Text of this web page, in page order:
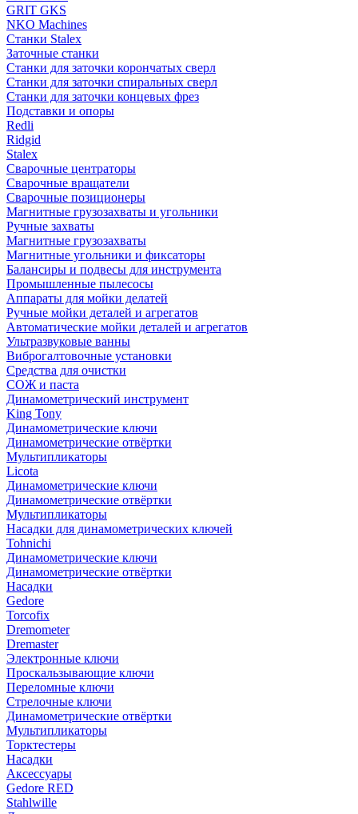
GRIT GKS
NKO Machines
Станки Stalex
Заточные станки
Станки для заточки корончатых сверл
Станки для заточки спиральных сверл
Станки для заточки концевых фрез
Подставки и опоры
Redli
Ridgid
Stalex
Сварочные центраторы
Сварочные вращатели
Сварочные позиционеры
Магнитные грузозахваты и угольники
Ручные захваты
Магнитные грузозахваты
Магнитные угольники и фиксаторы
Балансиры и подвесы для инструмента
Промышленные пылесосы
Аппараты для мойки делатей
Ручные мойки деталей и агрегатов
Автоматические мойки деталей и агрегатов
Ультразвуковые ванны
Виброгалтовочные установки
Средства для очистки
СОЖ и паста
Динамометрический инструмент
King Tony
Динамометрические ключи
Динамометрические отвёртки
Мультипликаторы
Licota
Динамометрические ключи
Динамометрические отвёртки
Мультипликаторы
Насадки для динамометрических ключей
Tohnichi
Динамометрические ключи
Динамометрические отвёртки
Насадки
Gedore
Torcofix
Dremometer
Dremaster
Электронные ключи
Проскальзывающие ключи
Переломные ключи
Стрелочные ключи
Динамометрические отвёртки
Мультипликаторы
Торктестеры
Насадки
Аксессуары
Gedore RED
Stahlwille